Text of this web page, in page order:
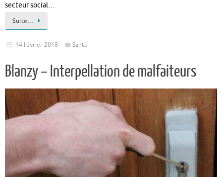
secteur social…
Suite…
14 février 2018 Santé
Blanzy – Interpellation de malfaiteurs